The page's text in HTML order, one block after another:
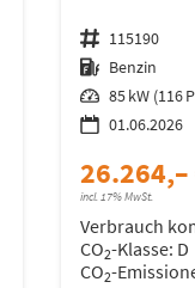
Fahrzeugnr. 115190
Kraftstoff Benzin
Leistung 85 kW (116
01.06.2026
26.264,–
incl. 17% MwSt.
Verbrauch
CO2-Klasse: D
CO2-